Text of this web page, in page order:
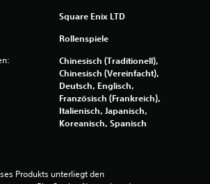
v
Square Enix LTD
Rollenspiele
Chinesisch (Traditionell),
Chinesisch (Vereinfacht),
Deutsch, Englisch,
Französisch (Frankreich),
Italienisch, Japanisch,
Koreanisch, Spanisch
Produkts unterliegt den